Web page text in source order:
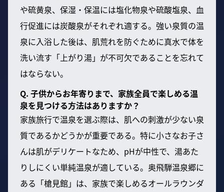
や硫黄泉、保湿・保温には塩化物泉や硫酸塩泉、血
行促進には炭酸泉がそれぞれ適する。強い泉質の温
泉に入浴した後は、肌荒れを防ぐために真水で体を
洗い流す「上がり湯」が不可欠であることを忘れて
はならない。
Q. 子供からお年寄りまで、家族全員で楽しめる温
泉を見つける方法はありますか？
家族旅行で温泉を選ぶ際は、肌への刺激が少ない泉
質であるかどうかが重要である。特に小さなお子さ
んは肌がデリケートなため、pHが中性で、湯あた
りしにくい単純温泉が適している。奥飛騨温泉郷に
ある「槍見館」は、家族で楽しめるオールラウンダ